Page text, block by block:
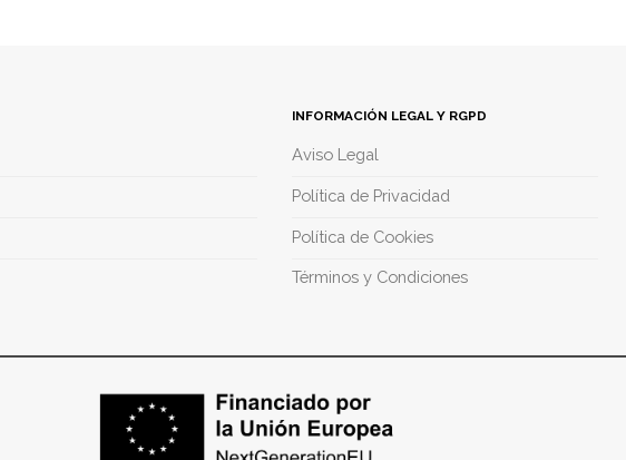
INFORMACIÓN LEGAL Y RGPD
Aviso Legal
Política de Privacidad
Política de Cookies
Términos y Condiciones